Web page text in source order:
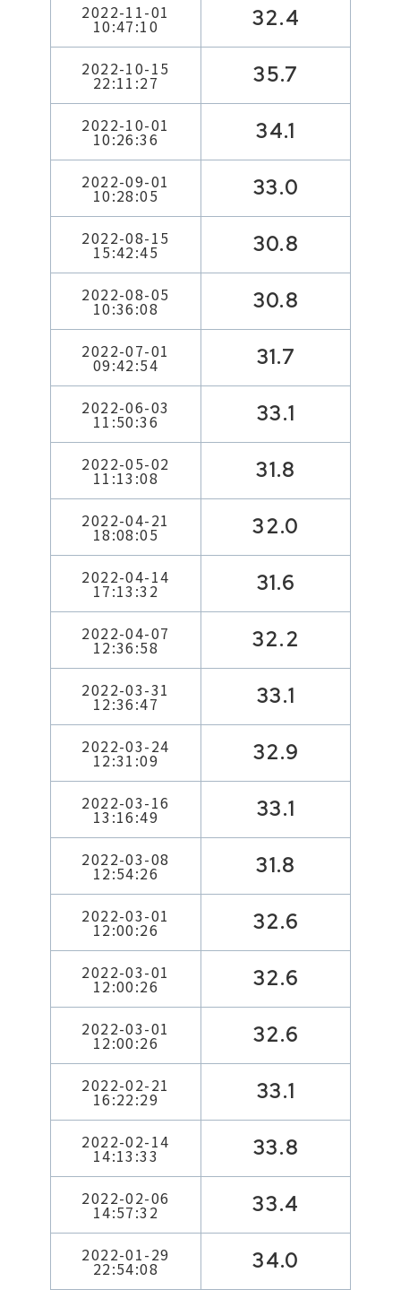
2022-11-01
10:47:10 32.4
2022-10-15
22:11:27 35.7
2022-10-01
10:26:36 34.1
2022-09-01
10:28:05 33.0
2022-08-15
15:42:45 30.8
2022-08-05
10:36:08 30.8
2022-07-01
09:42:54 31.7
2022-06-03
11:50:36 33.1
2022-05-02
11:13:08 31.8
2022-04-21
18:08:05 32.0
2022-04-14
17:13:32 31.6
2022-04-07
12:36:58 32.2
2022-03-31
12:36:47 33.1
2022-03-24
12:31:09 32.9
2022-03-16
13:16:49 33.1
2022-03-08
12:54:26 31.8
2022-03-01
12:00:26 32.6
2022-03-01
12:00:26 32.6
2022-03-01
12:00:26 32.6
2022-02-21
16:22:29 33.1
2022-02-14
14:13:33 33.8
2022-02-06
14:57:32 33.4
2022-01-29
22:54:08 34.0